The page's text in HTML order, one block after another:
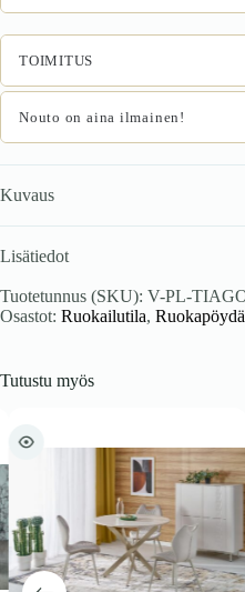
TOIMITUS
Nouto on aina ilmainen!
Kuvaus
Lisätiedot
Tuotetunnus (SKU): V-PL-
Osastot: Ruokailutila,
Tutustu myös